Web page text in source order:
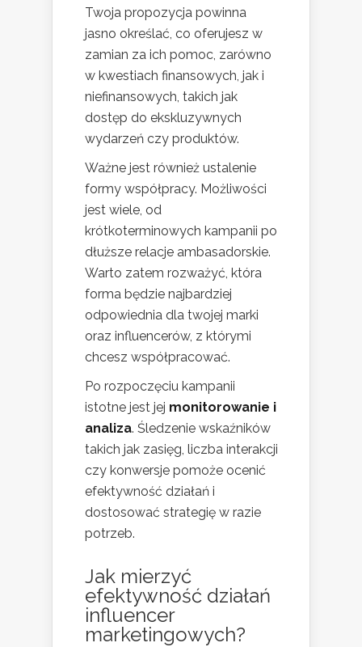
Twoja propozycja powinna
jasno określać, co oferujesz w
zamian za ich pomoc, zarówno
w kwestiach finansowych, jak i
niefinansowych, takich jak
dostęp do ekskluzywnych
wydarzeń czy produktów.
Ważne jest również ustalenie
formy współpracy. Możliwości
jest wiele, od
krótkoterminowych kampanii po
dłuższe relacje ambasadorskie.
Warto zatem rozważyć, która
forma będzie najbardziej
odpowiednia dla twojej marki
oraz influencerów, z którymi
chcesz współpracować.
Po rozpoczęciu kampanii
istotne jest jej monitorowanie i
analiza. Śledzenie wskaźników
takich jak zasięg, liczba interakcji
czy konwersje pomoże ocenić
efektywność działań i
dostosować strategię w razie
potrzeb.
Jak mierzyć
efektywność działań
influencer
marketingowych?